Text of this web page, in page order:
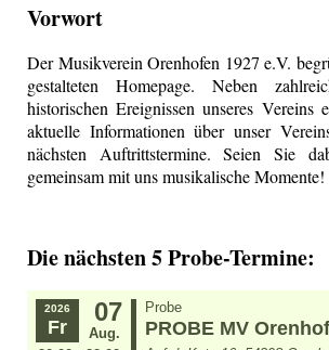
Vorwort
Der Musikverein Orenhofen 1927 e.V.
gestalteten Homepage. Neben
historischen Ereignissen unseres Vereins
aktuelle Informationen über unser
nächsten Auftrittstermine. Seien Sie
gemeinsam mit uns musikalische Momente!
Die nächsten 5 Probe-Termine: